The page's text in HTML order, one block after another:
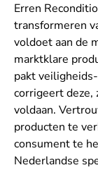
Erren
transformeren
voldoet aan de
marktklare
pakt
corrigeert
voldaan.
producten te
consument te
Nederlandse